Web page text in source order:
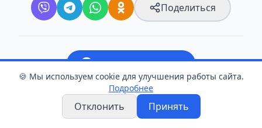
Поделиться
Следите в Telegram
Прислать новость
🍪 Мы используем cookie для улучшения работы сайта.
Подробнее
Отклонить Принять